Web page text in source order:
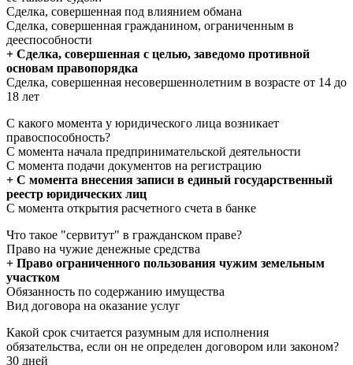
Сделка, совершенная под влиянием обмана
Сделка, совершенная гражданином, ограниченным в
дееспособности
+ Сделка, совершенная с целью, заведомо противной
основам правопорядка
Сделка, совершенная несовершеннолетним в возрасте от 14 до
18 лет
С какого момента у юридического лица возникает
правоспособность?
С момента начала предпринимательской деятельности
С момента подачи документов на регистрацию
+ С момента внесения записи в единый государственный
реестр юридических лиц
С момента открытия расчетного счета в банке
Что такое "сервитут" в гражданском праве?
Право на чужие денежные средства
+ Право ограниченного пользования чужим земельным
участком
Обязанность по содержанию имущества
Вид договора на оказание услуг
Какой срок считается разумным для исполнения
обязательства, если он не определен договором или законом?
30 дней